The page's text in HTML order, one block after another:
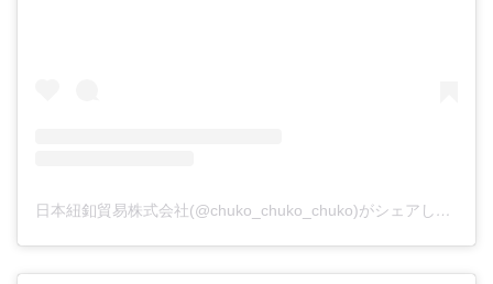
日本紐釦貿易株式会社(@chuko_chuko_chuko)がシェアした投稿